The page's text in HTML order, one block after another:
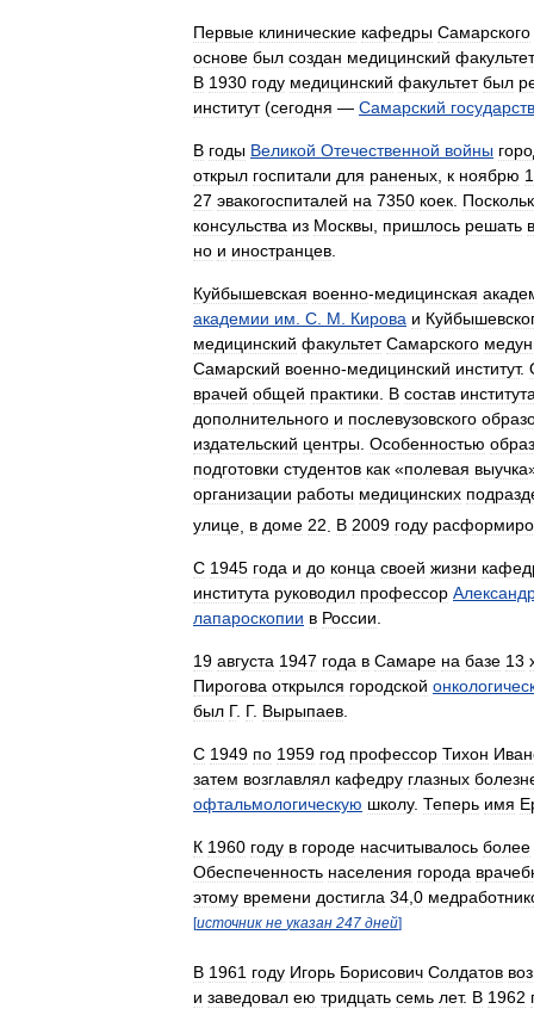
Первые клинические кафедры Самарского
основе был создан медицинский факультет
В 1930 году медицинский факультет был
институт(сегодня — Самарский
В годы Великой Отечественной войны
открыл госпитали для раненых к ноябрю
27 эвакогоспиталей на 7350 коек
консульства из Москвы пришлось решать
но и иностранцев
Куйбышевская военно-медицинская
академии им С М Кирова и
медицинский факультет Самарского
Самарский военно-медицинский институт.
врачей общей практики В состав
дополнительного и послевузовского
издательский центры Особенностью
подготовки студентов как «полевая выучка
организации работы медицинских
улице в доме 22 В 2009 году
С 1945 года и до конца своей жизни
института руководил профессор
лапароскопии в России.
19 августа 1947 года в Самаре на базе 13
Пирогова открылся городской
был Г. Г. Вырыпаев.
С 1949 по 1959 год профессор Тихон
затем возглавлял кафедру глазных
офтальмологическую школу. Теперь имя
К 1960 году в городе насчитывалось более
Обеспеченность населения города
этому времени достигла 34,0
[источник не указан 247 дней]
В 1961 году Игорь Борисович Солдатов
и заведовал ею тридцать семь лет. В 1962